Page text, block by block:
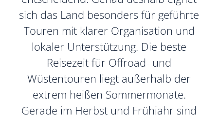
sich das Land besonders für geführte
Touren mit klarer Organisation und
lokaler Unterstützung. Die beste
Reisezeit für Offroad- und
Wüstentouren liegt außerhalb der
extrem heißen Sommermonate.
Gerade im Herbst und Frühjahr sind